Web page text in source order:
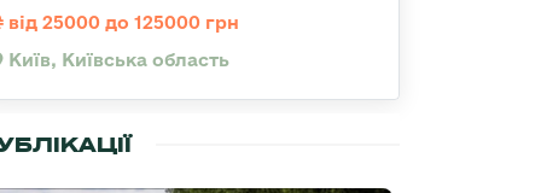
від 25000 до 125000 грн
Київ, Київська область